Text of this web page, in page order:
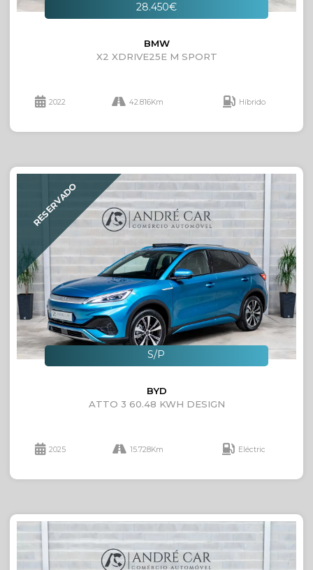
28.450€
BMW
X2 XDRIVE25E M SPORT
2022 42.816Km Híbrido
RESERVADO
S/P
BYD
ATTO 3 60.48 KWH DESIGN
2025 15.728Km Eléctric